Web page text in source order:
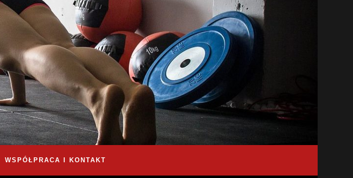
WSPÓŁPRACA I KONTAKT